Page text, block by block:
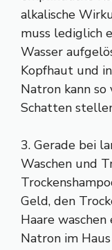
alkalische
muss lediglich
Wasser
Kopfhaut und
Natron kann so
Schatten
3. Gerade bei
Waschen und
Geld, den
Haare
Natron im